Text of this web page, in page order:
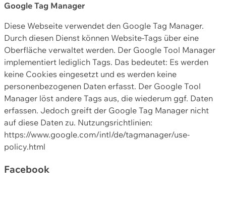
Google Tag Manager
Diese Webseite verwendet den Google Tag Manager.
Durch diesen Dienst können Website-Tags über eine
Oberfläche verwaltet werden. Der Google Tool Manager
implementiert lediglich Tags. Das bedeutet: Es werden
keine Cookies eingesetzt und es werden keine
personenbezogenen Daten erfasst. Der Google Tool
Manager löst andere Tags aus, die wiederum ggf. Daten
erfassen. Jedoch greift der Google Tag Manager nicht
auf diese Daten zu. Nutzungsrichtlinien:
https://www.google.com/intl/de/tagmanager/use-
policy.html
Facebook